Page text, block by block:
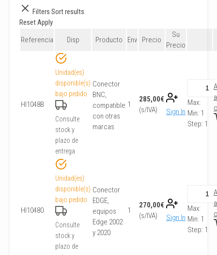
Filters Sort results
ResetApply
Referencia
Disp Producto Env Precio
Su
Precio
HI1048B
Unidad(es)
disponible(s)
bajo pedido
Consulte
stock y
plazo de
entrega
Conector
BNC,
compatible
con otras
marcas
1
285,00€
(s/IVA)
Sign In
Max:
Min: 1
Step: 1
HI10480
Unidad(es)
disponible(s)
bajo pedido
Consulte
stock y
plazo de
Conector
EDGE,
equipos
Edge 2002
y 2020
1
270,00€
(s/IVA)
Sign In
Max:
Min: 1
Step: 1